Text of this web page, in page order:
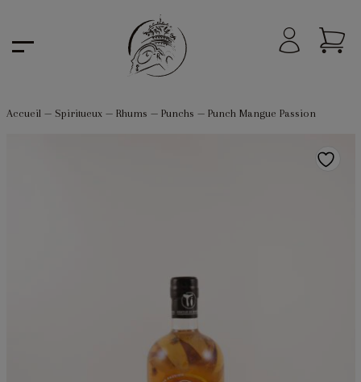
Accueil— Spiritueux— Rhums — Punchs — Punch Mangue Passion